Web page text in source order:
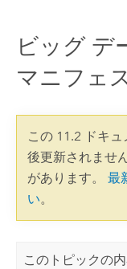
ビッグ デ
マニフェ
この 11.2 ドキュ
後更新されませ
があります。 最
い。
このトピックの